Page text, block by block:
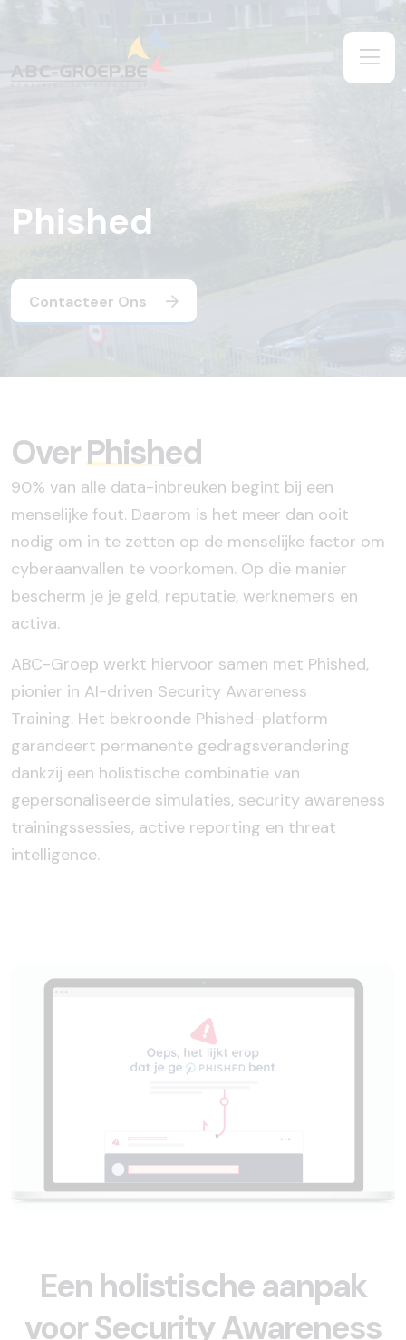
Phished
Contacteer Ons
OverPhished
90% van alle data-inbreuken begint bij een
menselijke fout. Daarom is het meer dan ooit
nodig om in te zetten op de menselijke factor om
cyberaanvallen te voorkomen. Op die manier
bescherm je je geld, reputatie, werknemers en
activa.
ABC-Groep werkt hiervoor samen met Phished,
pionier in AI-driven Security Awareness
Training. Het bekroonde Phished-platform
garandeert permanente gedragsverandering
dankzij een holistische combinatie van
gepersonaliseerde simulaties, security awareness
trainingssessies, active reporting en threat
intelligence.
Een holistische aanpak
voor Security Awareness